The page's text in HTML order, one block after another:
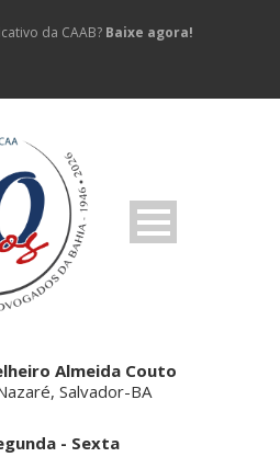
da CAAB? Baixe agora!
Almeida Couto
Salvador-BA
- Sexta